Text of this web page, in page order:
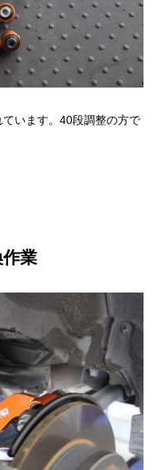
います。40段調整の方で
業